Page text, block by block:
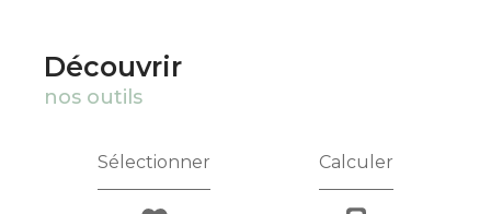
découvrir
nos outils
Sélectionner Calculer